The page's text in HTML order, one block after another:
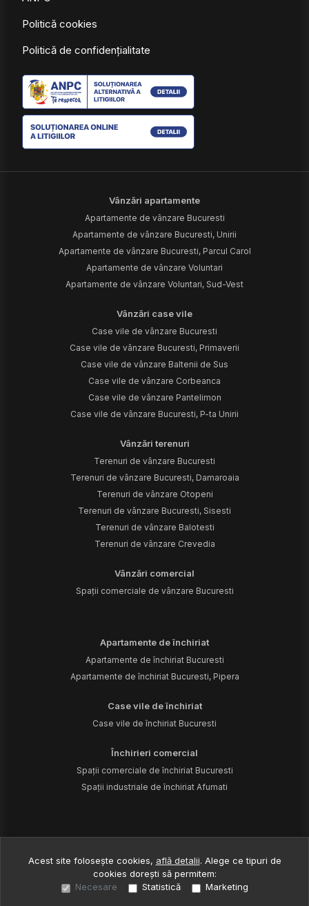
Vânzări apartamente
Apartamente de vânzare Bucuresti, Unirii
Apartamente de vânzare Bucuresti, Parcul Carol
Apartamente de vânzare Voluntari
Apartamente de vânzare Voluntari, Sud-Vest
Case vile de vânzare Bucuresti
Case vile de vânzare Baltenii de Sus
Case vile de vânzare Corbeanca
Case vile de vânzare Pantelimon
Case vile de vânzare Bucuresti, P-ta Unirii
Vânzări terenuri
Terenuri de vânzare Otopeni
Terenuri de vânzare Bucuresti, Sisesti
Terenuri de vânzare Balotesti
Terenuri de vânzare Crevedia
Vânzări comercial
Case vile de închiriat
Închirieri comercial
Site creat în
Acest site folosește cookies, află detalii. Alege ce tipuri de
cookies dorești să permitem:
Necesare
Statistică Marketing